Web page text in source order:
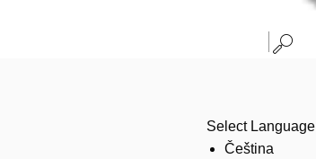
Select Language
Čeština